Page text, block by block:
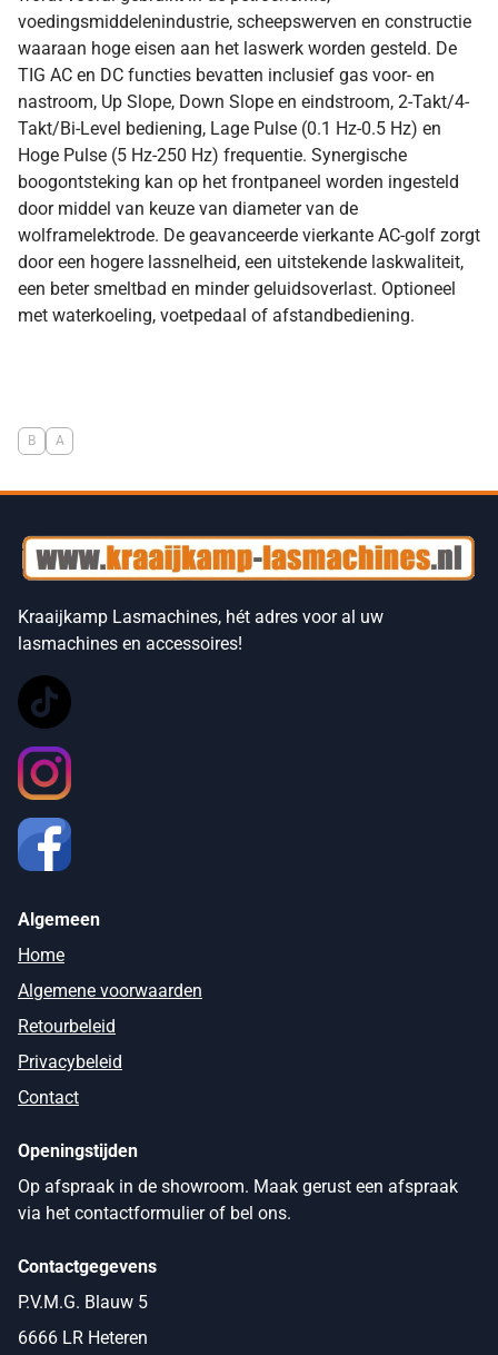
voedingsmiddelenindustrie, scheepswerven en constructie
waaraan hoge eisen aan het laswerk worden gesteld. De
TIG AC en DC functies bevatten inclusief gas voor- en
nastroom, Up Slope, Down Slope en eindstroom, 2-Takt/4-
Takt/Bi-Level bediening, Lage Pulse (0.1 Hz-0.5 Hz) en
Hoge Pulse (5 Hz-250 Hz) frequentie. Synergische
boogontsteking kan op het frontpaneel worden ingesteld
door middel van keuze van diameter van de
wolframelektrode. De geavanceerde vierkante AC-golf zorgt
door een hogere lassnelheid, een uitstekende laskwaliteit,
een beter smeltbad en minder geluidsoverlast. Optioneel
met waterkoeling, voetpedaal of afstandbediening.
B A
Kraaijkamp Lasmachines, hét adres voor al uw
lasmachines en accessoires!
Algemeen
Home
Algemene voorwaarden
Retourbeleid
Privacybeleid
Contact
Openingstijden
Op afspraak in de showroom. Maak gerust een afspraak
via het contactformulier of bel ons.
Contactgegevens
P.V.M.G. Blauw 5
6666 LR Heteren